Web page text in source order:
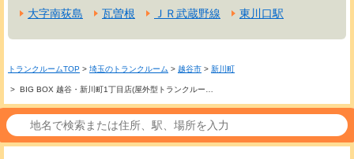
大字南荻島 瓦曽根 ＪＲ武蔵野線 東川口駅
トランクルームTOP > 埼玉のトランクルーム > 越谷市 > 新川町
> BIG BOX 越谷・新川町1丁目店(屋外型トランクルー…